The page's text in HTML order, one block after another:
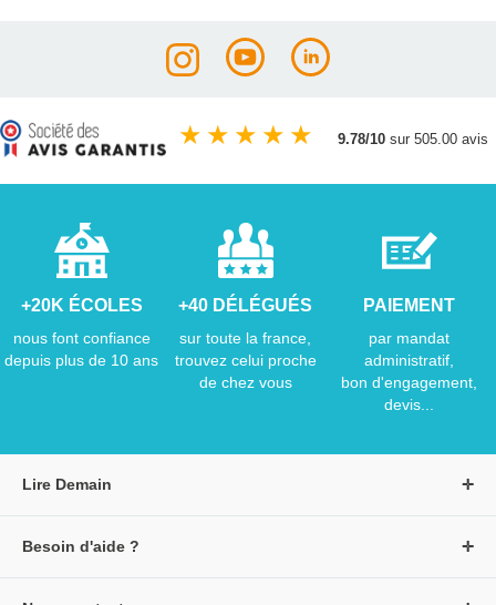
★ ★ ★ ★ ★ 9.78/10 sur 505.00 avis
+20K ÉCOLES
nous font confiance
depuis plus de 10 ans
+40 DÉLÉGUÉS
sur toute la france,
trouvez celui proche
de chez vous
PAIEMENT
par mandat
administratif,
bon d'engagement,
devis...
Lire Demain
Besoin d'aide ?